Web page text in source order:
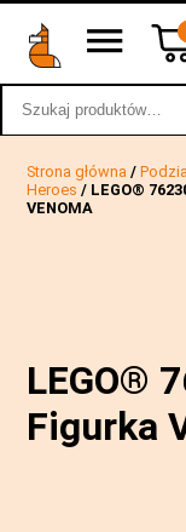
wstecz
Strona główna /
Heroes / LEGO®
VENOMA
LEGO®
Figurka